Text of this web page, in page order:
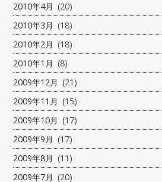
2010年4月 (20)
2010年3月 (18)
2010年2月 (18)
2010年1月 (8)
2009年12月 (21)
2009年11月 (15)
2009年10月 (17)
2009年9月 (17)
2009年8月 (11)
2009年7月 (20)